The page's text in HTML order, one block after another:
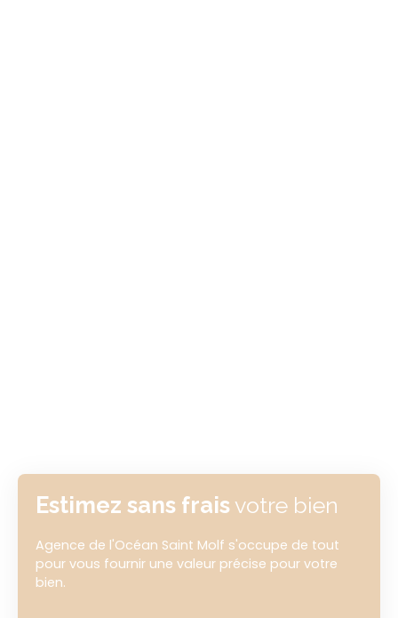
Estimez sans frais votre bien
Agence de l'Océan Saint Molf s'occupe de tout
pour vous fournir une valeur précise pour votre
bien.